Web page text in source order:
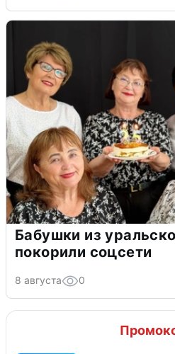
Бабушки из
покорили соцсети
8 августа 0